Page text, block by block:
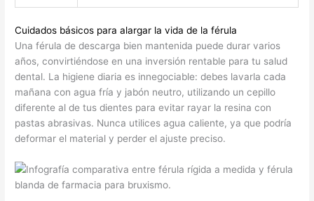
Cuidados básicos para alargar la vida de la férula
Una férula de descarga bien mantenida puede durar varios
años, convirtiéndose en una inversión rentable para tu salud
dental. La higiene diaria es innegociable: debes lavarla cada
mañana con agua fría y jabón neutro, utilizando un cepillo
diferente al de tus dientes para evitar rayar la resina con
pastas abrasivas. Nunca utilices agua caliente, ya que podría
deformar el material y perder el ajuste preciso.